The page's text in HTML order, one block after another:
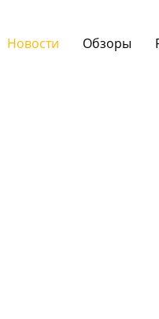
Новости Обзоры